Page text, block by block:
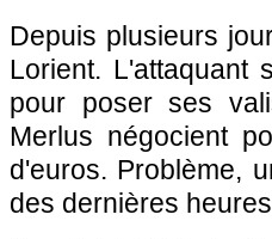
Depuis plusieurs
Lorient. L'attaquant
pour poser ses
Merlus négocient
d'euros. Problème,
des dernières